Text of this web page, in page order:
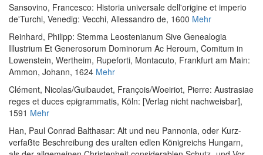
Sansovino, Francesco: Historia universale dell'origine et imperio
de'Turchi, Venedig: Vecchi, Allessandro de, 1600 Mehr
Reinhard, Philipp: Stemma Leostenianum Sive Genealogia
Illustrium Et Generosorum Dominorum Ac Heroum, Comitum in
Lowenstein, Wertheim, Rupeforti, Montacuto, Frankfurt am Main:
Ammon, Johann, 1624 Mehr
Clément, Nicolas/Guibaudet, François/Woeiriot, Pierre: Austrasiae
reges et duces epigrammatis, Köln: [Verlag nicht nachweisbar],
1591 Mehr
Han, Paul Conrad Balthasar: Alt und neu Pannonia, oder Kurz-
verfaßte Beschreibung des uralten edlen Königreichs Hungarn,